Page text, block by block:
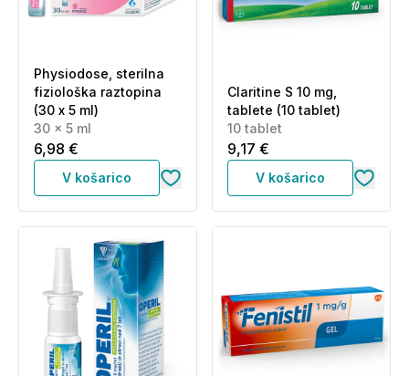
Physiodose, sterilna
fiziološka raztopina
(30 x 5 ml)
30 x 5 ml
6,98 €
V košarico
Claritine S 10 mg,
tablete (10 tablet)
10 tablet
9,17 €
V košarico